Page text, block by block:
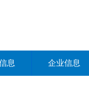
息 企业信息